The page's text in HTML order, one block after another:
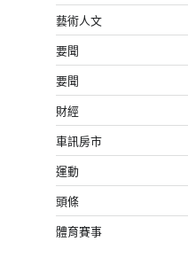
藝術人文
要聞
要聞
財經
車訊房市
運動
頭條
體育賽事